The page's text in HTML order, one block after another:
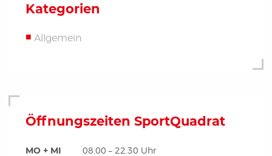
Kategorien
Allgemein
Öffnungszeiten SportQuadrat
MO + MI 08.00 – 22.30 Uhr